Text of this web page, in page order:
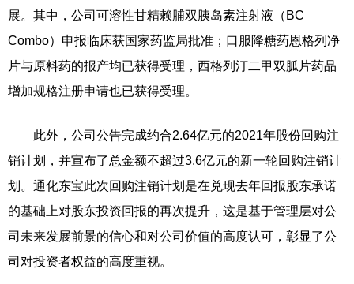
展。其中，公司可溶性甘精赖脯双胰岛素注射液（BC
Combo）申报临床获国家药监局批准；口服降糖药恩格列净
片与原料药的报产均已获得受理，西格列汀二甲双胍片药品
增加规格注册申请也已获得受理。
此外，公司公告完成约合2.64亿元的2021年股份回购注
销计划，并宣布了总金额不超过3.6亿元的新一轮回购注销计
划。通化东宝此次回购注销计划是在兑现去年回报股东承诺
的基础上对股东投资回报的再次提升，这是基于管理层对公
司未来发展前景的信心和对公司价值的高度认可，彰显了公
司对投资者权益的高度重视。